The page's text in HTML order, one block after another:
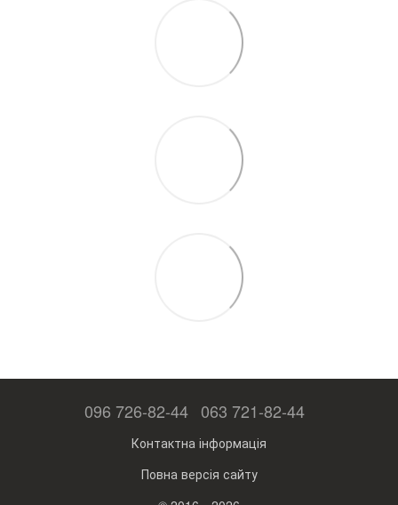
096 726-82-44 063 721-82-44
Контактна інформація
Повна версія сайту